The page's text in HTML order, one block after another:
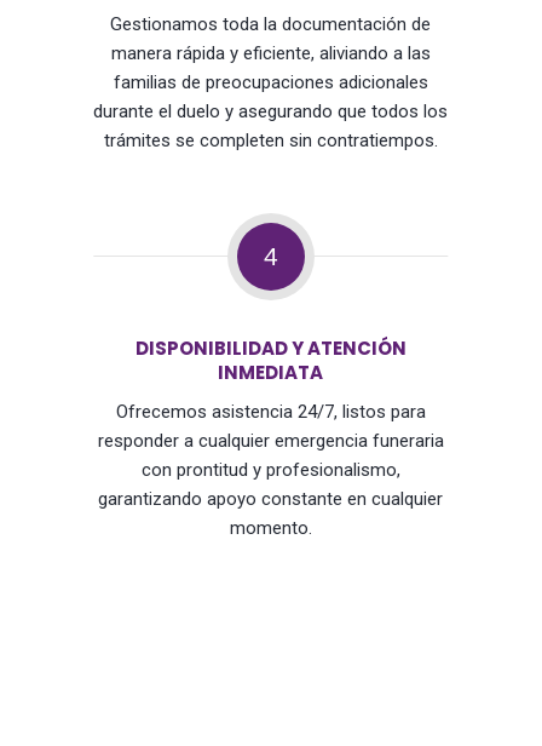
Gestionamos toda la documentación de
manera rápida y eficiente, aliviando a las
familias de preocupaciones adicionales
durante el duelo y asegurando que todos los
trámites se completen sin contratiempos.
4
DISPONIBILIDAD Y ATENCIÓN
INMEDIATA
Ofrecemos asistencia 24/7, listos para
responder a cualquier emergencia funeraria
con prontitud y profesionalismo,
garantizando apoyo constante en cualquier
momento.